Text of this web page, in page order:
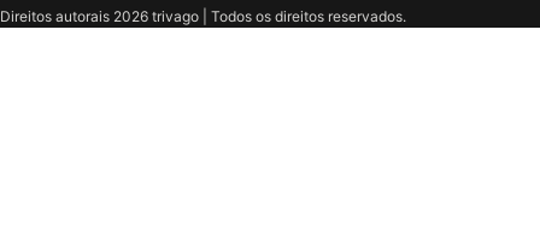
Direitos autorais 2026 trivago | Todos os direitos reservados.